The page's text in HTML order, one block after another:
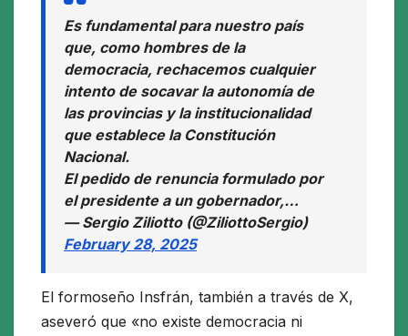
Es fundamental para nuestro país
que, como hombres de la
democracia, rechacemos cualquier
intento de socavar la autonomía de
las provincias y la institucionalidad
que establece la Constitución
Nacional.
El pedido de renuncia formulado por
el presidente a un gobernador,…
— Sergio Ziliotto (@ZiliottoSergio)
February 28, 2025
El formoseño Insfrán, también a través de X,
aseveró que «no existe democracia ni